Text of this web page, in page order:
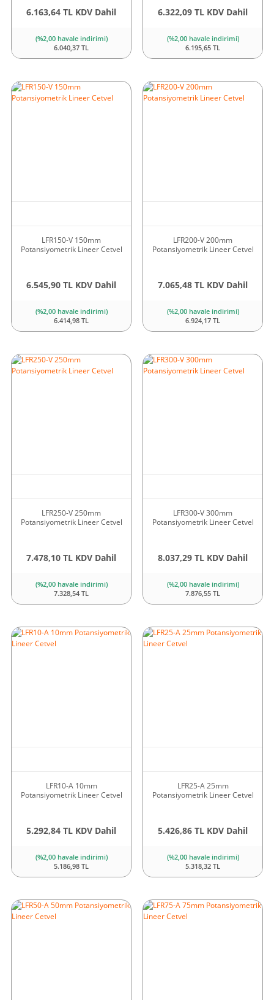
6.163,64 TL KDV Dahil
(%2,00 havale indirimi)
6.040,37 TL
6.322,09 TL KDV Dahil
(%2,00 havale indirimi)
6.195,65 TL
LFR150-V 150mm
Potansiyometrik Lineer Cetvel
6.545,90 TL KDV Dahil
(%2,00 havale indirimi)
6.414,98 TL
LFR200-V 200mm
Potansiyometrik Lineer Cetvel
7.065,48 TL KDV Dahil
(%2,00 havale indirimi)
6.924,17 TL
LFR250-V 250mm
Potansiyometrik Lineer Cetvel
7.478,10 TL KDV Dahil
(%2,00 havale indirimi)
7.328,54 TL
LFR300-V 300mm
Potansiyometrik Lineer Cetvel
8.037,29 TL KDV Dahil
(%2,00 havale indirimi)
7.876,55 TL
LFR10-A 10mm
Potansiyometrik Lineer Cetvel
5.292,84 TL KDV Dahil
(%2,00 havale indirimi)
5.186,98 TL
LFR25-A 25mm
Potansiyometrik Lineer Cetvel
5.426,86 TL KDV Dahil
(%2,00 havale indirimi)
5.318,32 TL